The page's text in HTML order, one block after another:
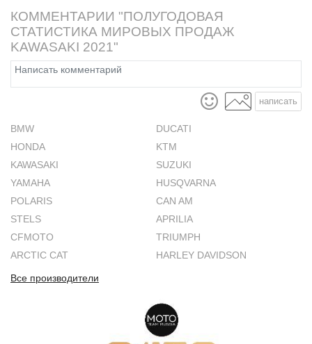
КОММЕНТАРИИ "ПОЛУГОДОВАЯ
СТАТИСТИКА МИРОВЫХ ПРОДАЖ
KAWASAKI 2021"
написать
BMW
DUCATI
HONDA
KTM
KAWASAKI
SUZUKI
YAMAHA
HUSQVARNA
POLARIS
CAN AM
STELS
APRILIA
CFMOTO
TRIUMPH
ARCTIC CAT
HARLEY DAVIDSON
Все производители